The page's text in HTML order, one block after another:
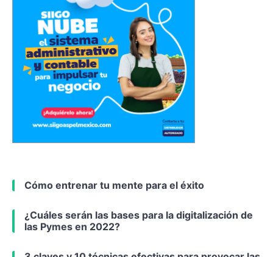
Cómo entrenar tu mente para el éxito
¿Cuáles serán las bases para la digitalización de
las Pymes en 2022?